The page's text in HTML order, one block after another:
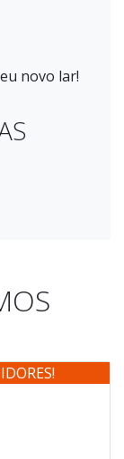
novo lar!
Venda